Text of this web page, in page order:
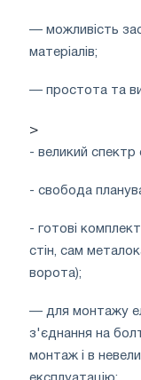
— можливість
матеріалів;
— простота та
>
- великий спектр
- свобода
- готові
стін, сам
ворота);
— для монтажу
з'єднання на
монтаж і в